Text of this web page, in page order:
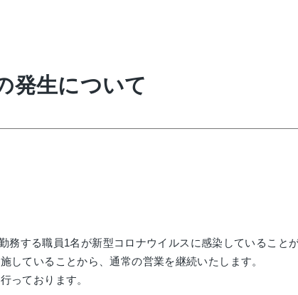
発生について
する職員1名が新型コロナウイルスに感染していること
ていることから、通常の営業を継続いたします。
っております。